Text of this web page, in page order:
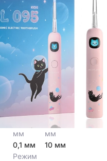
Характеристики
Время полной
зарядки
аккумулятора
мм
0,1 мм
Длина
щетины,
мм
10 мм
Режим